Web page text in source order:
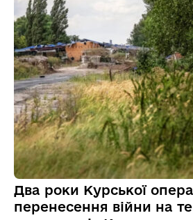
Два роки Курської
перенесення війни на